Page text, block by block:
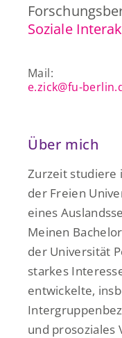
Soziale
Mail:
e.zick@fu-
Über mich
Zurzeit studiere
der Freien
eines
Meinen
der Universität
starkes
entwickelte,
und prosoziales